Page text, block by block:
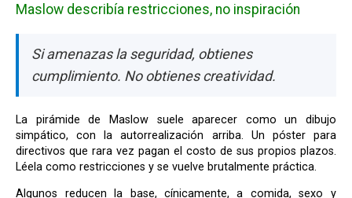
Maslow describía restricciones, no inspiración
Si amenazas la seguridad, obtienes
cumplimiento. No obtienes creatividad.
La pirámide de Maslow suele aparecer como un dibujo
simpático, con la autorrealización arriba. Un póster para
directivos que rara vez pagan el costo de sus propios plazos.
Léela como restricciones y se vuelve brutalmente práctica.
Algunos reducen la base, cínicamente, a comida, sexo y